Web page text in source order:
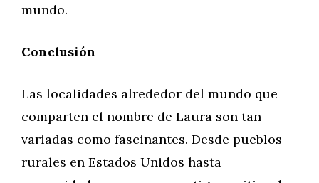
mundo.
Conclusión
Las localidades alrededor del mundo que
comparten el nombre de Laura son tan
variadas como fascinantes. Desde pueblos
rurales en Estados Unidos hasta